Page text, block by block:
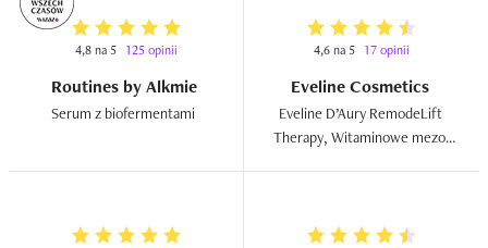
4,8 na 5 125 opinii
Routines by Alkmie
4,6 na 5 17 opinii
Eveline Cosmetics
Eveline D’Aury RemodeLift
Therapy, Witaminowe mezo-